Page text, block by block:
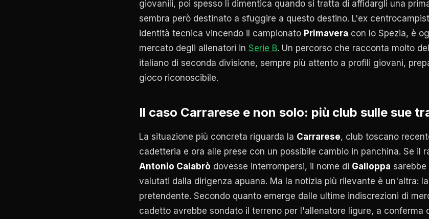
giovanili, poi spesso li dimentica quando si tratta di affidargli una
sembra però destinato a sfuggire a questo destino. L'ex
identità tecnica vincendo il campionato Primavera con lo Spezia, è
mercato degli allenatori in Serie B. Un percorso che racconta molto
italiano di seconda divisione, sempre più attento a profili giovani,
gioco riconoscibile.
Il caso Carrarese e non solo: più club sulle sue
La situazione più concreta riguarda la Carrarese, club toscano
cadetteria e ora alle prese con un possibile cambio in panchina. Se il
Antonio Calabrò dovesse interrompersi, il nome di Galloppa
valutati dalla dirigenza apuana. Ma la notizia più rilevante è un'altra:
pretendente. Secondo quanto emerge dalle ultime indiscrezioni di
cadetto avrebbe sondato il terreno per l'allenatore ligure, a conferma